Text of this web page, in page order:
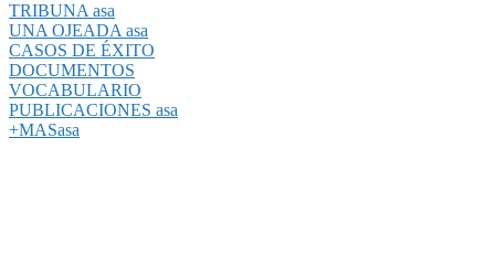
TRIBUNA asa
UNA OJEADA asa
CASOS DE ÉXITO
DOCUMENTOS
VOCABULARIO
PUBLICACIONES asa
+MASasa